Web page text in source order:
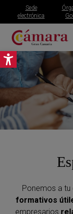
Abrir barra
Sede
electrónica
Ponemos a tu
formativos
empresarios